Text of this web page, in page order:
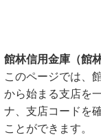
館林信用金庫（館
このページでは、
から始まる支店を
ナ、支店コードを
ことができます。